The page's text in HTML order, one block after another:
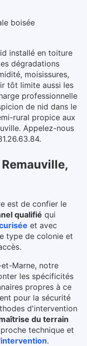
boisée
installé en toiture
dégradations
moisissures,
tôt limite aussi les
professionnelle
de nid dans le
rural propice aux
Appelez-nous
Remauville,
est de confier le
qualifié qui
et avec
type de colonie et
et-Marne, notre
les spécificités
propres à ce
pour la sécurité
d'intervention
du terrain
technique et
.